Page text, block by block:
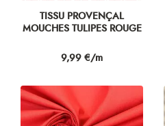
TISSU PROVENÇAL
MOUCHES TULIPES ROUGE
Prix
9,99 €/m